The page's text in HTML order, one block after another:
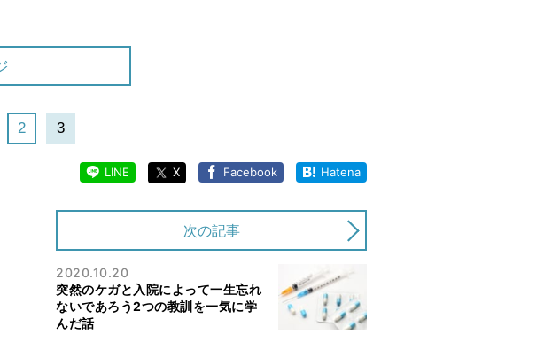
2 3
LINE X Facebook Hatena
次の記事
2020.10.20
突然のケガと入院によって一生忘れ
ないであろう2つの教訓を一気に学
んだ話